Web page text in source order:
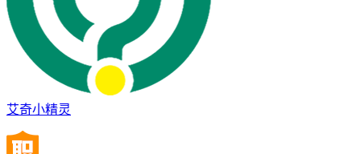
艾奇小精灵